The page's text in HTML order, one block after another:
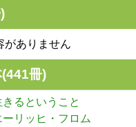
がありません
441冊)
きるということ
ーリッヒ・フロム